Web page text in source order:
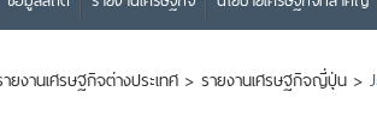
ยงานเศรษฐกิจต่างประเทศ > รายงานเศรษฐกิจญี่ปุ่น >